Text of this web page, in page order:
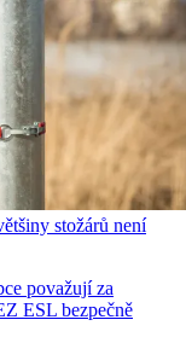
stožárů není
považují za
ESL bezpečně